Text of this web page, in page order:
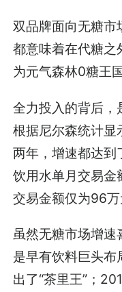
双品牌面向无糖市
都意味着在代糖之
为元气森林0糖王
全力投入的背后，
根据尼尔森统计
两年，增速都达
饮用水单月交易
交易金额仅为96万
虽然无糖市场增
是早有饮料巨头
出了“茶里王”；